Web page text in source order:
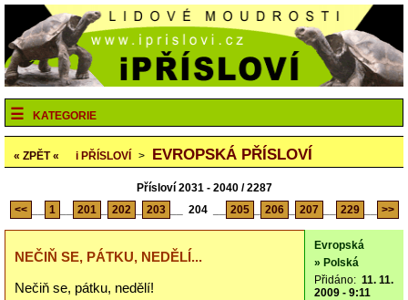
KATEGORIE
« ZPĚT « i PŘÍSLOVÍ > EVROPSKÁ PŘÍSLOVÍ
Přísloví 2031 - 2040 / 2287
<<
1 201 202 203 204 205 206 207 229 >>
NEČIŇ SE, PÁTKU, NEDĚLÍ...
Nečiň se, pátku, nedělí!
Evropská
» Polská
Přidáno: 11. 11.
2009 - 9:11